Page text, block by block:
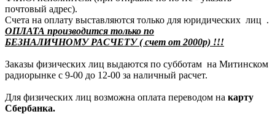
почтовый адрес).
Счета на оплату выставляются только для юридических лиц .
ОПЛАТА производится только по
БЕЗНАЛИЧНОМУ РАСЧЕТУ ( счет от 2000р) !!!
Заказы физических лиц выдаются по субботам на Митинском
радиорынке с 9-00 до 12-00 за наличный расчет.
Для физических лиц возможна оплата переводом на карту
Сбербанка.